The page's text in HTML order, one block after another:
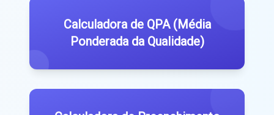
Calculadora de QPA (Média
Ponderada da Qualidade)